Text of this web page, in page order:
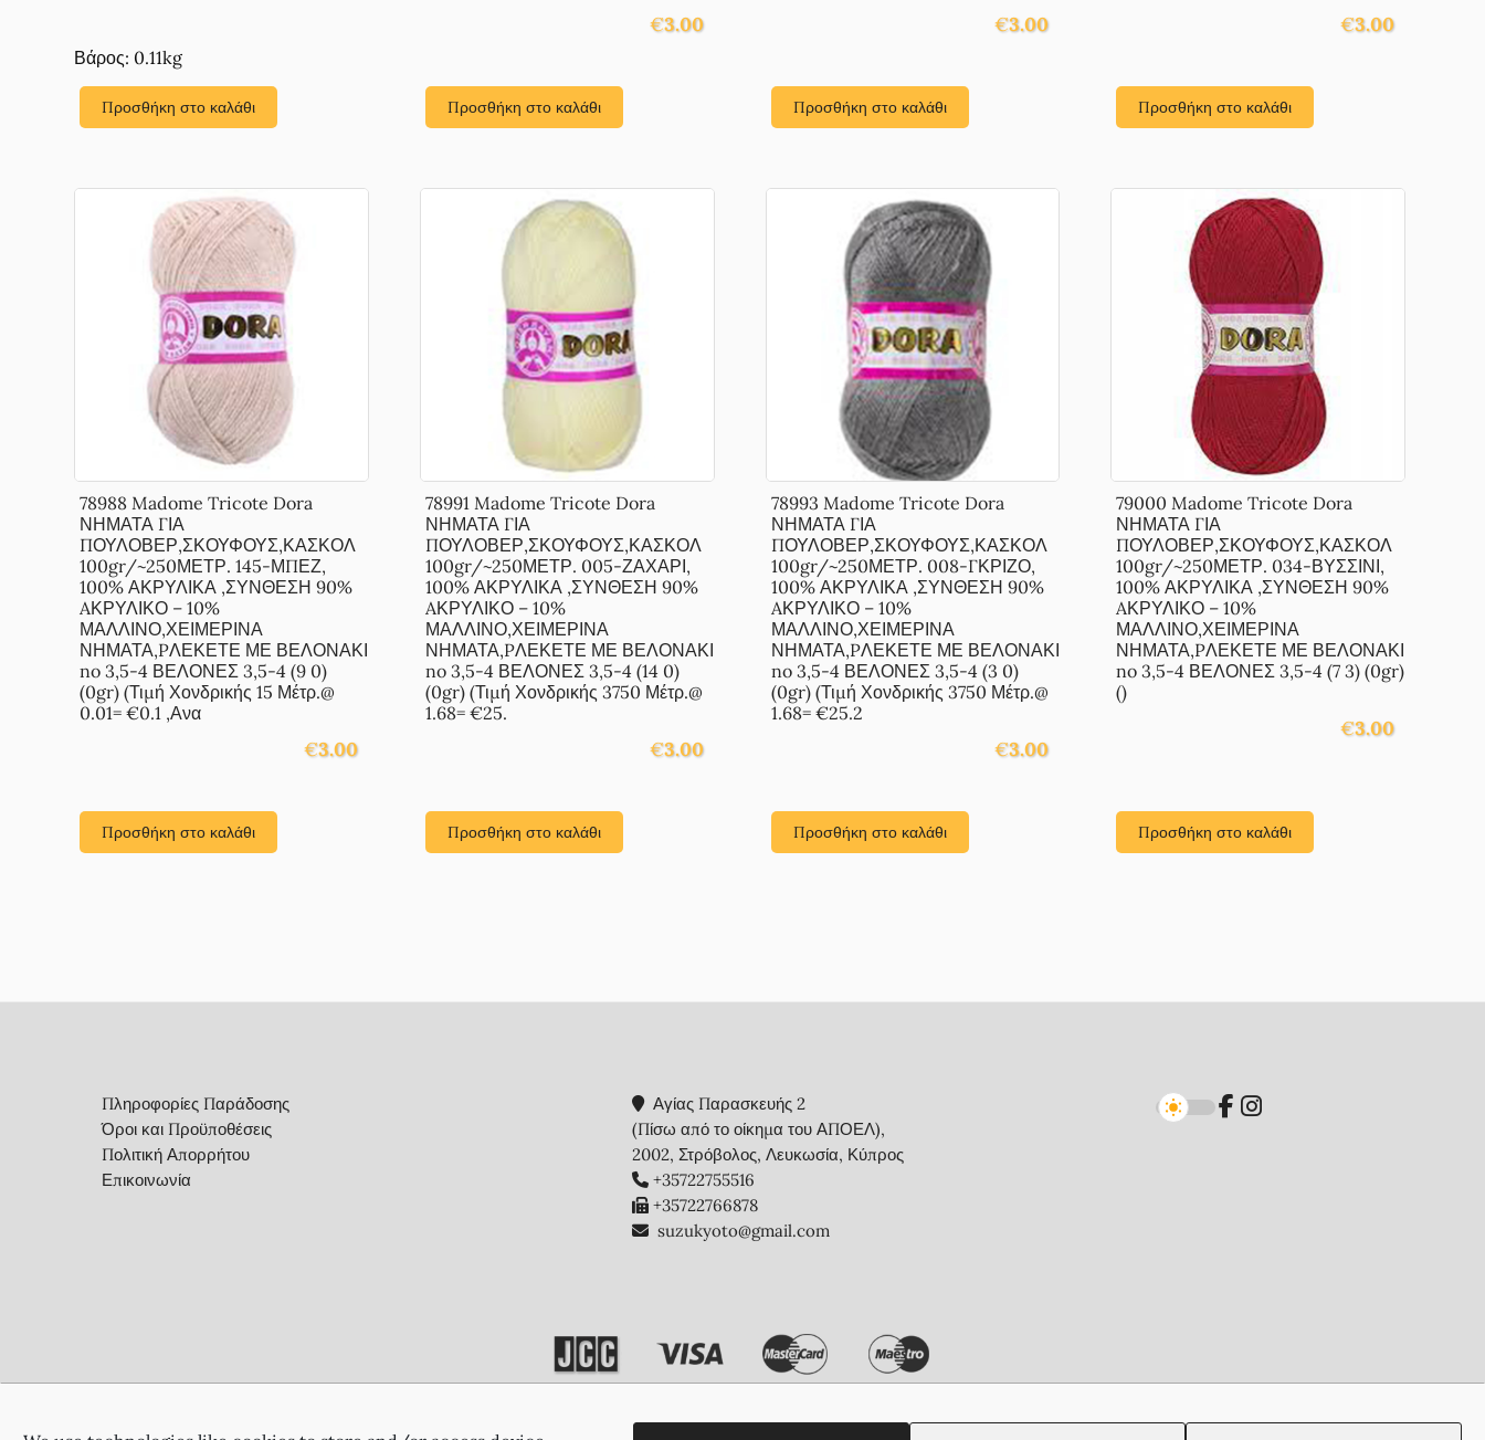
Βάρος: 0.11kg
Προσθήκη στο καλάθι
€3.00
Προσθήκη στο καλάθι
€3.00
Προσθήκη στο καλάθι
€3.00
Προσθήκη στο καλάθι
78988 Madome Tricote Dora
ΝΗΜΑΤΑ ΓΙΑ
ΠΟΥΛΟΒΕΡ,ΣΚΟΥΦΟΥΣ,ΚΑΣΚΟΛ
100gr/~250ΜΕΤΡ. 145-ΜΠΕΖ,
100% ΑΚΡΥΛΙΚΑ ,ΣΥΝΘΕΣΗ 90%
AΚΡΥΛΙΚΟ – 10%
ΜΑΛΛΙΝΟ,ΧΕΙΜΕΡΙΝΑ
ΝΗΜΑΤΑ,PΛΕΚΕΤΕ ΜΕ ΒΕΛΟΝΑΚΙ
no 3,5-4 ΒΕΛΟΝΕΣ 3,5-4 (9 0)
(0gr) (Τιμή Χονδρικής 15 Μέτρ.@
0.01= €0.1 ,Ανα
€3.00
Προσθήκη στο καλάθι
78991 Madome Tricote Dora
ΝΗΜΑΤΑ ΓΙΑ
ΠΟΥΛΟΒΕΡ,ΣΚΟΥΦΟΥΣ,ΚΑΣΚΟΛ
100gr/~250ΜΕΤΡ. 005-ΖΑΧΑΡΙ,
100% ΑΚΡΥΛΙΚΑ ,ΣΥΝΘΕΣΗ 90%
AΚΡΥΛΙΚΟ – 10%
ΜΑΛΛΙΝΟ,ΧΕΙΜΕΡΙΝΑ
ΝΗΜΑΤΑ,PΛΕΚΕΤΕ ΜΕ ΒΕΛΟΝΑΚΙ
no 3,5-4 ΒΕΛΟΝΕΣ 3,5-4 (14 0)
(0gr) (Τιμή Χονδρικής 3750 Μέτρ.@
1.68= €25.
€3.00
Προσθήκη στο καλάθι
78993 Madome Tricote Dora
ΝΗΜΑΤΑ ΓΙΑ
ΠΟΥΛΟΒΕΡ,ΣΚΟΥΦΟΥΣ,ΚΑΣΚΟΛ
100gr/~250ΜΕΤΡ. 008-ΓΚΡΙΖΟ,
100% ΑΚΡΥΛΙΚΑ ,ΣΥΝΘΕΣΗ 90%
AΚΡΥΛΙΚΟ – 10%
ΜΑΛΛΙΝΟ,ΧΕΙΜΕΡΙΝΑ
ΝΗΜΑΤΑ,PΛΕΚΕΤΕ ΜΕ ΒΕΛΟΝΑΚΙ
no 3,5-4 ΒΕΛΟΝΕΣ 3,5-4 (3 0)
(0gr) (Τιμή Χονδρικής 3750 Μέτρ.@
1.68= €25.2
€3.00
Προσθήκη στο καλάθι
79000 Madome Tricote Dora
ΝΗΜΑΤΑ ΓΙΑ
ΠΟΥΛΟΒΕΡ,ΣΚΟΥΦΟΥΣ,ΚΑΣΚΟΛ
100gr/~250ΜΕΤΡ. 034-ΒΥΣΣΙΝΙ,
100% ΑΚΡΥΛΙΚΑ ,ΣΥΝΘΕΣΗ 90%
AΚΡΥΛΙΚΟ – 10%
ΜΑΛΛΙΝΟ,ΧΕΙΜΕΡΙΝΑ
ΝΗΜΑΤΑ,PΛΕΚΕΤΕ ΜΕ ΒΕΛΟΝΑΚΙ
no 3,5-4 ΒΕΛΟΝΕΣ 3,5-4 (7 3) (0gr)
()
€3.00
Προσθήκη στο καλάθι
Πληροφορίες Παράδοσης
Όροι και Προϋποθέσεις
Πολιτική Απορρήτου
Επικοινωνία
Αγίας Παρασκευής 2
(Πίσω από το οίκημα του ΑΠΟΕΛ),
2002, Στρόβολος, Λευκωσία, Κύπρος
+35722755516
+35722766878
suzukyoto@gmail.com